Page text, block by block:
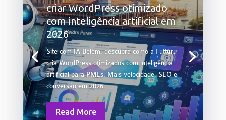
criar WordPress otimizado
com inteligência artificial em
2026
Site com IA Belém: descubra como a Futturu
cria WordPress otimizados com inteligência
artificial para PMEs. Mais velocidade, SEO e
conversão em 2026.
Read More